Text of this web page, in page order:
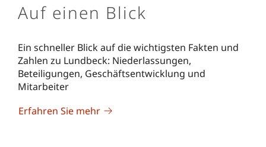
Auf einen Blick
Ein schneller Blick auf die wichtigsten Fakten und
Zahlen zu Lundbeck: Niederlassungen,
Beteiligungen, Geschäftsentwicklung und
Mitarbeiter
Erfahren Sie mehr